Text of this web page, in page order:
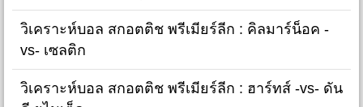
วิเคราะห์บอล สกอตติช พรีเมียร์ลีก : คิลมาร์น็อค -
vs- เซลติก
วิเคราะห์บอล สกอตติช พรีเมียร์ลีก : ฮาร์ทส์ -vs- ดัน